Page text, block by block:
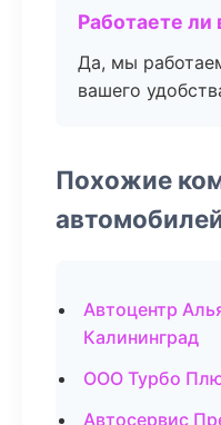
Работаете
Да, мы
вашего
Похожие
Автоцентр
Калининград
ООО Турбо
Автосервис